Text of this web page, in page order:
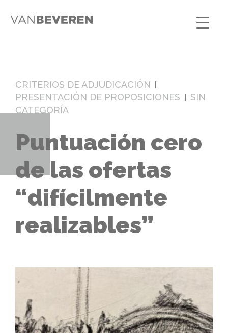
CRITERIOS DE ADJUDICACIÓN
PRESENTACIÓN DE PROPOSICIONES
SIN
CATEGORÍA
Puntuación cero
de las ofertas
“difícilmente
realizables”